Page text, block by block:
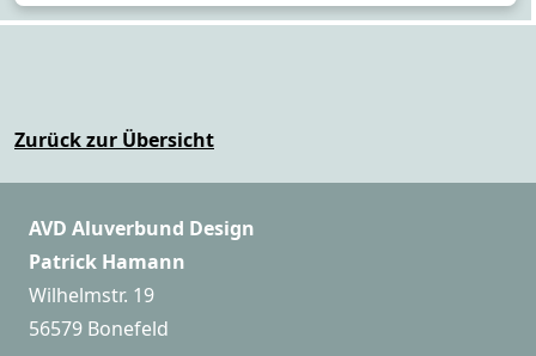
Zurück zur Übersicht
AVD Aluverbund Design
Patrick Hamann
Wilhelmstr. 19
56579 Bonefeld